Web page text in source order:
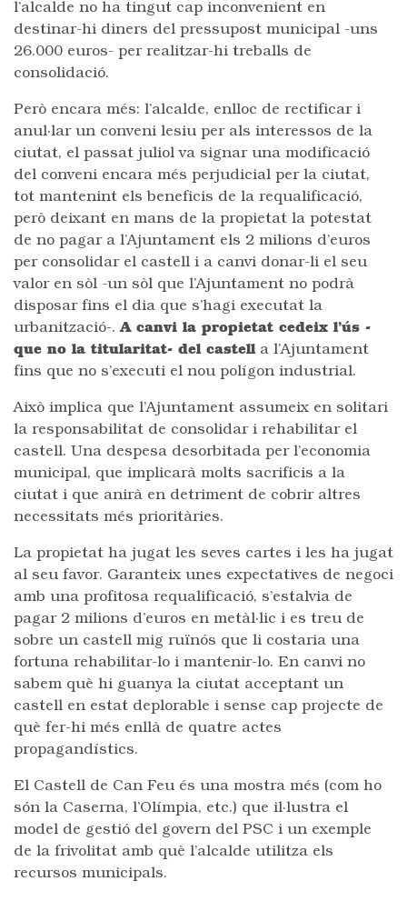
l’alcalde no ha tingut cap inconvenient en
destinar-hi diners del pressupost municipal -uns
26.000 euros- per realitzar-hi treballs de
consolidació.
Però encara més: l’alcalde, enlloc de rectificar i
anul·lar un conveni lesiu per als interessos de la
ciutat, el passat juliol va signar una modificació
del conveni encara més perjudicial per la ciutat,
tot mantenint els beneficis de la requalificació,
però deixant en mans de la propietat la potestat
de no pagar a l’Ajuntament els 2 milions d’euros
per consolidar el castell i a canvi donar-li el seu
valor en sòl -un sòl que l’Ajuntament no podrà
disposar fins el dia que s’hagi executat la
urbanització-.A canvi la propietat cedeix l’ús -
que no la titularitat- del castella l’Ajuntament
fins que no s’executi el nou polígon industrial.
Això implica que l’Ajuntament assumeix en solitari
la responsabilitat de consolidar i rehabilitar el
castell. Una despesa desorbitada per l’economia
municipal, que implicarà molts sacrificis a la
ciutat i que anirà en detriment de cobrir altres
necessitats més prioritàries.
La propietat ha jugat les seves cartes i les ha jugat
al seu favor. Garanteix unes expectatives de negoci
amb una profitosa requalificació, s’estalvia de
pagar 2 milions d’euros en metàl·lic i es treu de
sobre un castell mig ruïnós que li costaria una
fortuna rehabilitar-lo i mantenir-lo. En canvi no
sabem què hi guanya la ciutat acceptant un
castell en estat deplorable i sense cap projecte de
què fer-hi més enllà de quatre actes
propagandístics.
El Castell de Can Feu és una mostra més (com ho
són la Caserna, l’Olímpia, etc.) que il·lustra el
model de gestió del govern del PSC i un exemple
de la frivolitat amb què l’alcalde utilitza els
recursos municipals.